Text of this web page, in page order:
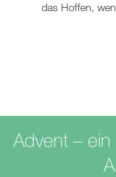
das Hoffen,
Advent –